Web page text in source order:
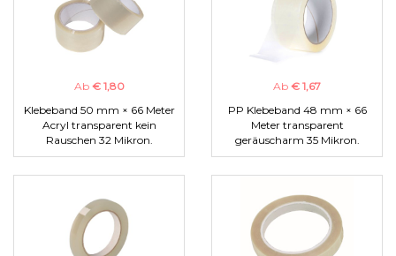
Ab € 1,80
Klebeband 50 mm × 66 Meter
Acryl transparent kein
Rauschen 32 Mikron.
Ab € 1,67
PP Klebeband 48 mm × 66
Meter transparent
geräuscharm 35 Mikron.